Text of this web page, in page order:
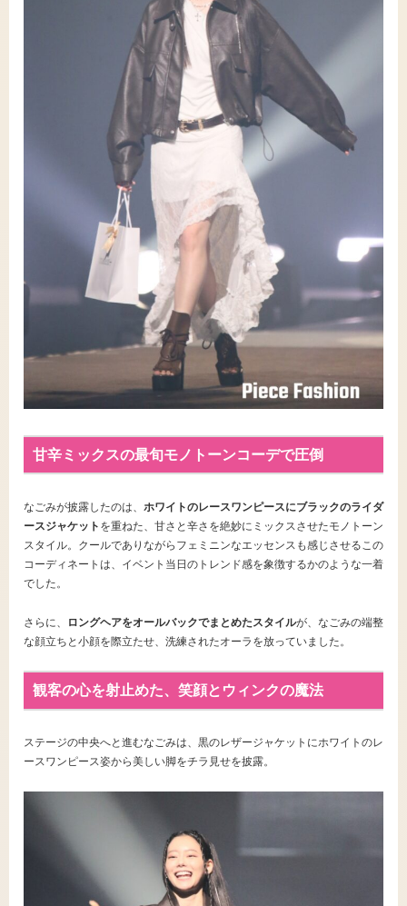
甘辛ミックスの最旬モノトーンコーデで圧倒
なごみが披露したのは、 ホワイトのレースワンピースにブラックのライダ
ースジャケット を重ねた、甘さと辛さを絶妙にミックスさせたモノトーン
スタイル。クールでありながらフェミニンなエッセンスも感じさせるこの
コーディネートは、イベント当日のトレンド感を象徴するかのような一着
でした。
さらに、 ロングヘアをオールバックでまとめたスタイルが、なごみの端整
な顔立ちと小顔を際立たせ、洗練されたオーラを放っていました。
観客の心を射止めた、笑顔とウィンクの魔法
ステージの中央へと進むなごみは、黒のレザージャケットにホワイトのレ
ースワンピース姿から美しい脚をチラ見せを披露。